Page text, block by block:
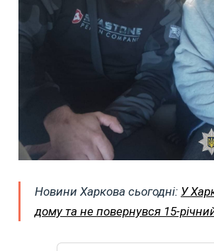
Новини Харкова сьогодні: У
дому та не повернувся 15-